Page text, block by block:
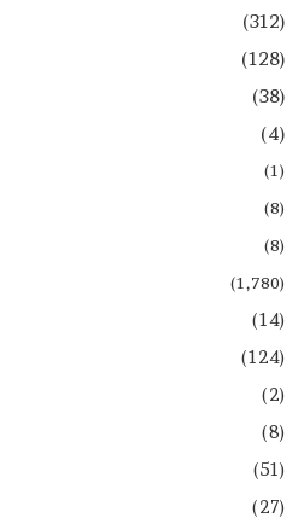
(312)
(128)
(38)
(4)
(1)
(8)
(8)
(1,780)
(14)
(124)
(2)
(8)
(51)
(27)